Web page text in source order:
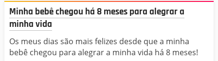
Minha bebê chegou há 8 meses para alegrar a
minha vida
Os meus dias são mais felizes desde que a minha
bebê chegou para alegrar a minha vida há 8 meses!